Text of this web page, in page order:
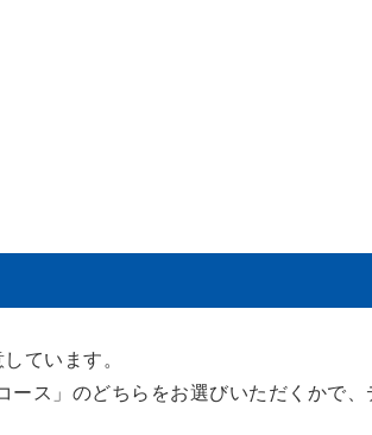
ています。
ース」のどちらをお選びいただくかで